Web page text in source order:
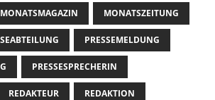
MONATSMAGAZIN MONATSZEITUNG
PRESSEMELDUNG
PRESSESPRECHERIN
REDAKTEUR REDAKTION